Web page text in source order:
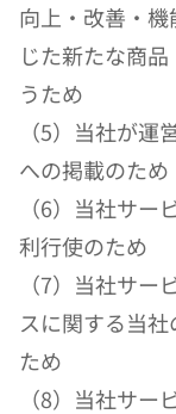
向上・改善・
じた新たな商
うため
（5）当社が
への掲載のため
（6）当社サ
利行使のため
（7）当社サ
スに関する当
ため
（8）当社サ